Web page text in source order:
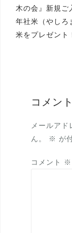
木の会』新規
年社米（やしろ
米をプレゼント
コメン
メールア
ん。
※ が
コメント ※